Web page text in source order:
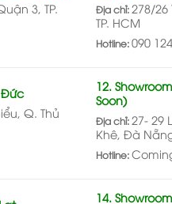
3, TP.
Địa chỉ:278/26
TP. HCM
Hotline:090
Đức
Q. Thủ
12.
Soon)
Địa chỉ:27- 29
Khê, Đà
Hotline:
14.